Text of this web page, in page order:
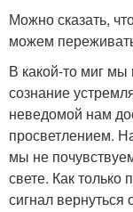
Можно сказать,
можем
В какой-то миг
сознание
неведомой нам
просветлением.
мы не
свете. Как только
сигнал